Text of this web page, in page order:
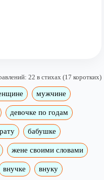
22 в стихах (17 коротких)
мужчине
девочке по годам
бабушке
жене своими словами
внучке внуку